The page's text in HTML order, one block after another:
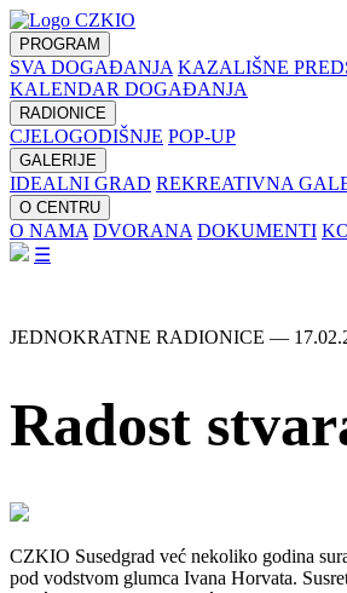
PROGRAM
SVA DOGAĐANJA KAZALIŠNE
KALENDAR DOGAĐANJA
RADIONICE
CJELOGODIŠNJE POP-UP
GALERIJE
IDEALNI GRAD REKREATIVNA
O CENTRU
O NAMA DVORANA DOKUMENTI
☰
JEDNOKRATNE RADIONICE —
Radost
CZKIO Susedgrad već nekoliko godina
pod vodstvom glumca Ivana Horvata.